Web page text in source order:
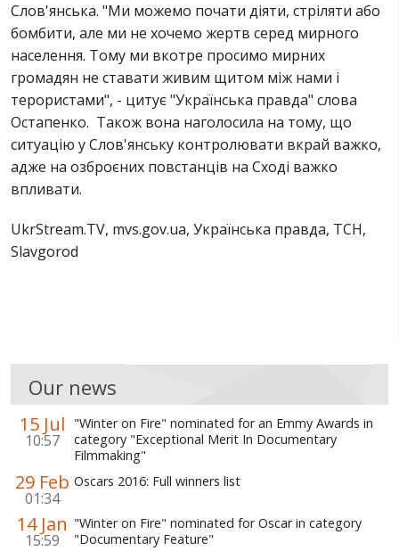
Слов'янська. "Ми можемо почати діяти, стріляти або
бомбити, але ми не хочемо жертв серед мирного
населення. Тому ми вкотре просимо мирних
громадян не ставати живим щитом між нами і
терористами", - цитує "Українська правда" слова
Остапенко. Також вона наголосила на тому, що
ситуацію у Слов'янську контролювати вкрай важко,
адже на озброєних повстанців на Сході важко
впливати.
UkrStream.TV, mvs.gov.ua, Українська правда, ТСН,
Slavgorod
Our news
15 Jul
10:57
"Winter on Fire" nominated for an Emmy Awards in
category "Exceptional Merit In Documentary
Filmmaking"
29 Feb
01:34
Oscars 2016: Full winners list
14 Jan
15:59
"Winter on Fire" nominated for Oscar in category
"Documentary Feature"